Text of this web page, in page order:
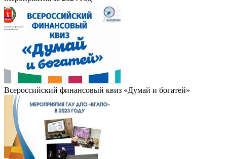
Всероссийский финансовый квиз «Думай и богатей»